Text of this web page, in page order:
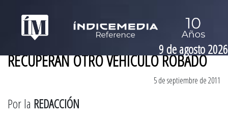
9 de agosto 2026
RECUPERAN OTRO VEHÍCULO ROBADO
5 de septiembre de 2011
Por la REDACCIÓN